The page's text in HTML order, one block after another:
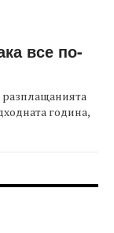
все по-
година,